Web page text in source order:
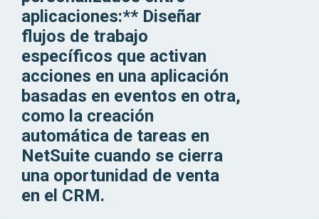
aplicaciones:** Diseñar
flujos de trabajo
específicos que activan
acciones en una aplicación
basadas en eventos en otra,
como la creación
automática de tareas en
NetSuite cuando se cierra
una oportunidad de venta
en el CRM.